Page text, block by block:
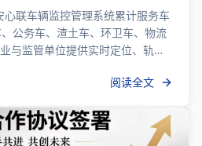
联车辆监控管理系统累计服务车
公务车、渣土车、环卫车、物流
与监管单位提供实时定位、轨迹
展现出支持持续扩容与多行业复
阅读全文